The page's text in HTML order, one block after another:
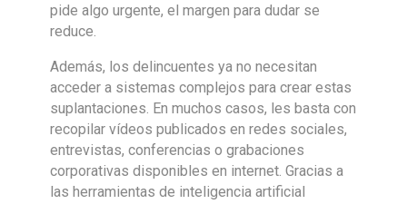
pide algo urgente, el margen para dudar se
reduce.
Además, los delincuentes ya no necesitan
acceder a sistemas complejos para crear estas
suplantaciones. En muchos casos, les basta con
recopilar vídeos publicados en redes sociales,
entrevistas, conferencias o grabaciones
corporativas disponibles en internet. Gracias a
las herramientas de inteligencia artificial